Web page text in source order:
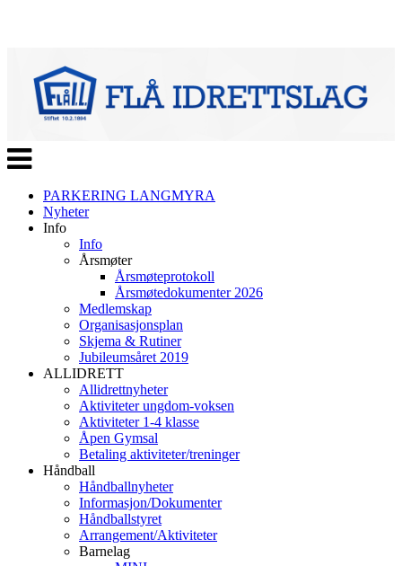
Veksle
navigasjon
PARKERING LANGMYRA
Nyheter
Info
Info
Årsmøter
Årsmøteprotokoll
Årsmøtedokumenter 2026
Medlemskap
Organisasjonsplan
Skjema & Rutiner
Jubileumsåret 2019
ALLIDRETT
Allidrettnyheter
Aktiviteter ungdom-voksen
Aktiviteter 1-4 klasse
Åpen Gymsal
Betaling aktiviteter/treninger
Håndball
Håndballnyheter
Informasjon/Dokumenter
Håndballstyret
Arrangement/Aktiviteter
Barnelag